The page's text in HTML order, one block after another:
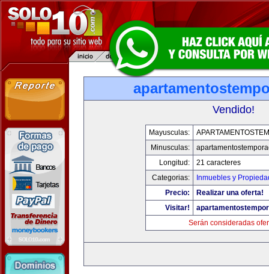
Vendido!
Mayusculas:
Minusculas:
Longitud:
21 caracteres
Categorias:
Inmuebles y
Precio:
Realizar una oferta!
Visitar!
Serán consideradas